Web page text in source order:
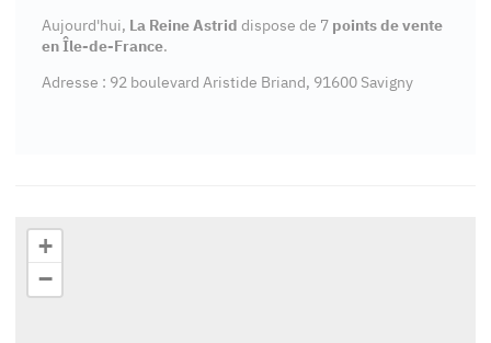
Aujourd'hui, La Reine Astrid dispose de 7 points de vente
en Île-de-France.
Adresse : 92 boulevard Aristide Briand, 91600 Savigny
+
−